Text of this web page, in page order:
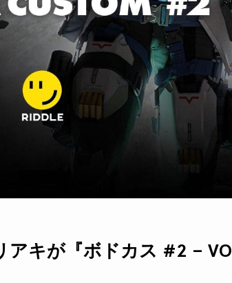
アキが『ボドカス #2 –